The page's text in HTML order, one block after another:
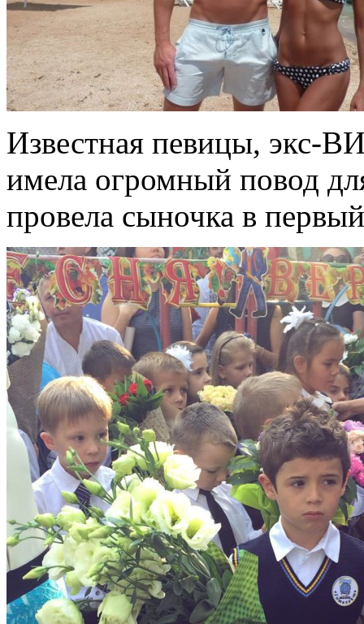
Известная певицы, экс-
имела огромный повод
провела сыночка в